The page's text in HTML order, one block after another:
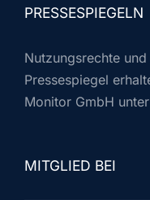
PRESSESPIEGELN
Nutzungsrechte
Pressespiegel
Monitor GmbH unter
MITGLIED BEI